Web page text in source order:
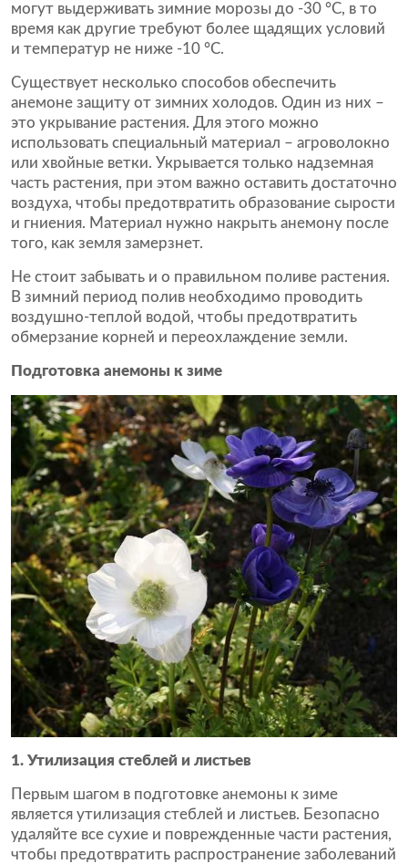
могут выдерживать зимние морозы до -30 °С, в то
время как другие требуют более щадящих условий
и температур не ниже -10 °С.
Существует несколько способов обеспечить
анемоне защиту от зимних холодов. Один из них –
это укрывание растения. Для этого можно
использовать специальный материал – агроволокно
или хвойные ветки. Укрывается только надземная
часть растения, при этом важно оставить достаточно
воздуха, чтобы предотвратить образование сырости
и гниения. Материал нужно накрыть анемону после
того, как земля замерзнет.
Не стоит забывать и о правильном поливе растения.
В зимний период полив необходимо проводить
воздушно-теплой водой, чтобы предотвратить
обмерзание корней и переохлаждение земли.
Подготовка анемоны к зиме
1. Утилизация стеблей и листьев
Первым шагом в подготовке анемоны к зиме
является утилизация стеблей и листьев. Безопасно
удаляйте все сухие и поврежденные части растения,
чтобы предотвратить распространение заболеваний